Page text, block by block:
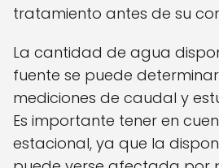
tratamiento antes de su
La cantidad de agua
fuente se puede
mediciones de caudal y
Es importante tener en
estacional, ya que la